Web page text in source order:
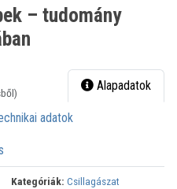
– tudomány
Alapadatok
adatok
Kategóriák: Csillagászat